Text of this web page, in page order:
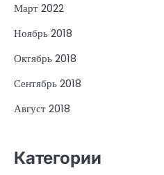
Март 2022
Ноябрь 2018
Октябрь 2018
Сентябрь 2018
Август 2018
Категории